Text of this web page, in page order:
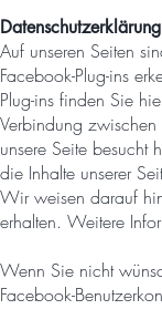
Auf unseren Seiten
Facebook-Plug-ins
Plug-ins finden Sie
Verbindung zwischen
unsere Seite besucht
die Inhalte unserer
Wir weisen darauf
erhalten. Weitere
Wenn Sie nicht
Facebook-